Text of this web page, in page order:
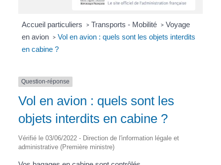
Accueil particuliers > Transports - Mobilité > Voyage
en avion > Vol en avion : quels sont les objets interdits
en cabine ?
Question-réponse
Vol en avion : quels sont les
objets interdits en cabine ?
Vérifié le 03/06/2022 - Direction de l'information légale et
administrative (Première ministre)